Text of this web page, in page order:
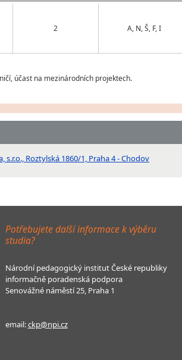
2 A, N, Š, F, I
účast na mezinárodních projektech.
Roztylská 1860/1, Praha 4 - Chodov
Potřebujete další informace k výběru
studia?
Národní pedagogický institut České republiky
informačně poradenská podpora
Senovážné náměstí 25, Praha 1
email:ckp@npi.cz